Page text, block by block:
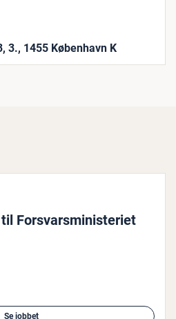
3., 1455 København K
For­svars­mi­ni­ste­ri­et
Se jobbet